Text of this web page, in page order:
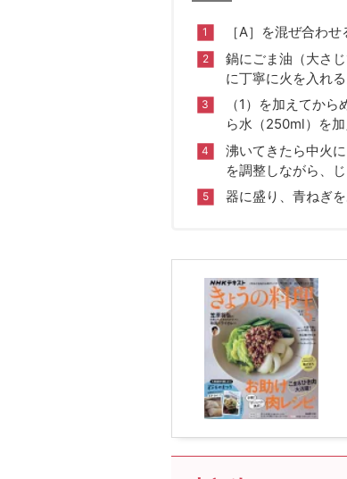
［A］を混ぜ合わせ
鍋にごま油（大さ
に丁寧に火を入れる
（1）を加えてか
ら水（250ml）を加
沸いてきたら中火
を調整しながら、
器に盛り、青ねぎ